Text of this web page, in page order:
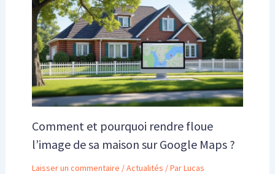
Comment et pourquoi rendre floue
l’image de sa maison sur Google Maps ?
Laisser un commentaire /Actualités / ParLucas